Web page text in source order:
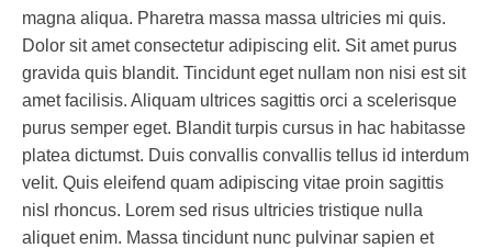
magna aliqua. Pharetra massa massa ultricies mi quis.
Dolor sit amet consectetur adipiscing elit. Sit amet purus
gravida quis blandit. Tincidunt eget nullam non nisi est sit
amet facilisis. Aliquam ultrices sagittis orci a scelerisque
purus semper eget. Blandit turpis cursus in hac habitasse
platea dictumst. Duis convallis convallis tellus id interdum
velit. Quis eleifend quam adipiscing vitae proin sagittis
nisl rhoncus. Lorem sed risus ultricies tristique nulla
aliquet enim. Massa tincidunt nunc pulvinar sapien et